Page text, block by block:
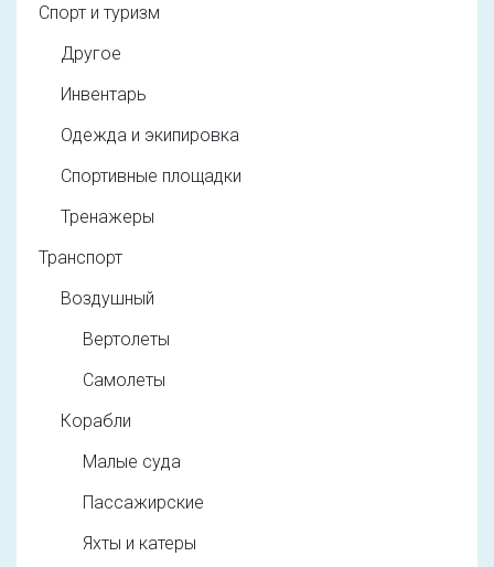
Спорт и туризм
Другое
Инвентарь
Одежда и экипировка
Спортивные площадки
Тренажеры
Транспорт
Воздушный
Вертолеты
Самолеты
Корабли
Малые суда
Пассажирские
Яхты и катеры